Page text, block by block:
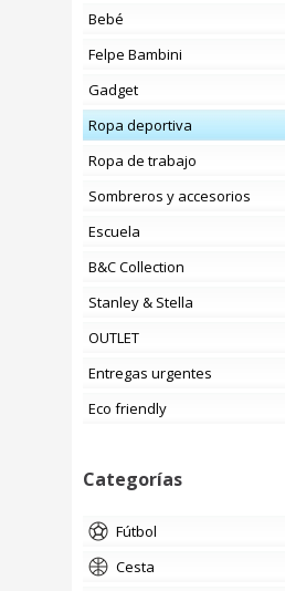
Bebé
Felpe Bambini
Gadget
Ropa deportiva
Ropa de trabajo
Sombreros y accesorios
Escuela
B&C Collection
Stanley & Stella
OUTLET
Entregas urgentes
Eco friendly
Categorías
fútbol
cesta